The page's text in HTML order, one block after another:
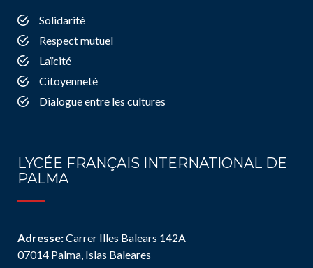
Solidarité
Respect mutuel
Laïcité
Citoyenneté
Dialogue entre les cultures
LYCÉE FRANÇAIS INTERNATIONAL DE
PALMA
Adresse:Carrer Illes Balears 142A
07014 Palma, Islas Baleares